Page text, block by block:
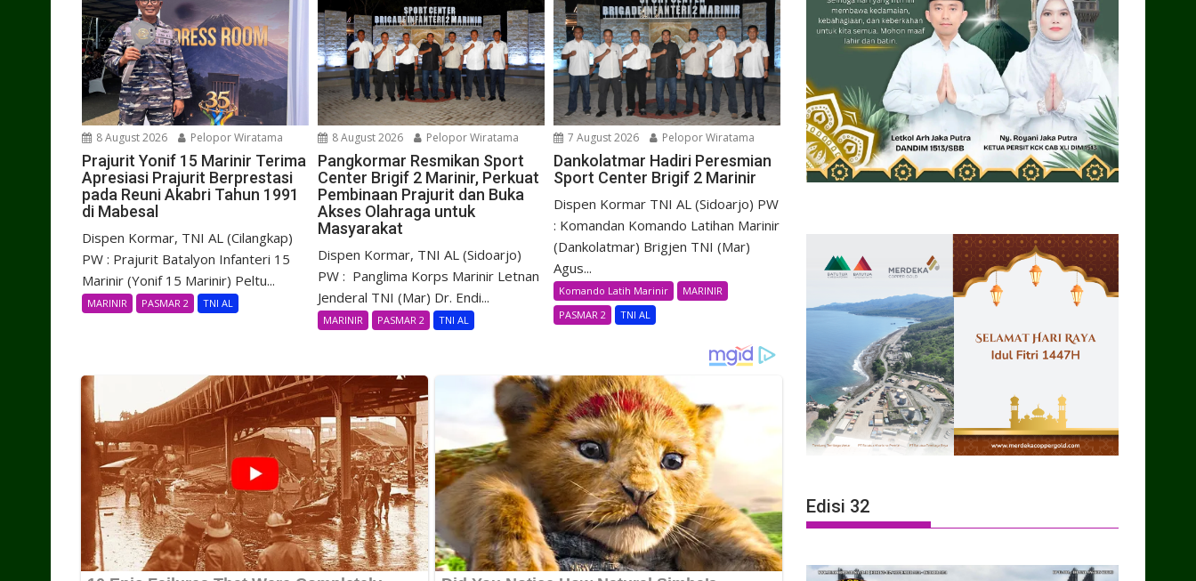
8 August 2026 Pelopor Wiratama
Prajurit Yonif 15 Marinir Terima
Apresiasi Prajurit Berprestasi
pada Reuni Akabri Tahun 1991
di Mabesal
Dispen Kormar, TNI AL (Cilangkap)
PW : Prajurit Batalyon Infanteri 15
Marinir (Yonif 15 Marinir) Peltu...
MARINIR PASMAR 2 TNI AL
8 August 2026 Pelopor Wiratama
Pangkormar Resmikan Sport
Center Brigif 2 Marinir, Perkuat
Pembinaan Prajurit dan Buka
Akses Olahraga untuk
Masyarakat
Dispen Kormar, TNI AL (Sidoarjo)
PW : Panglima Korps Marinir Letnan
Jenderal TNI (Mar) Dr. Endi...
MARINIR PASMAR 2 TNI AL
7 August 2026 Pelopor Wiratama
Dankolatmar Hadiri Peresmian
Sport Center Brigif 2 Marinir
Dispen Kormar TNI AL (Sidoarjo) PW
: Komandan Komando Latihan Marinir
(Dankolatmar) Brigjen TNI (Mar)
Agus...
Komando Latih Marinir
MARINIR
PASMAR 2
TNI AL
Edisi 32